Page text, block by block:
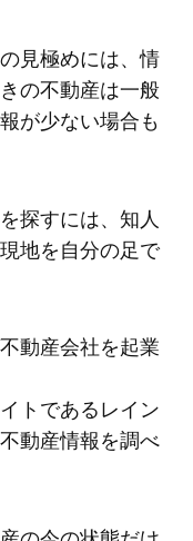
見極めには、情
の不動産は一般
が少ない場合も
探すには、知人
地を自分の足で
動産会社を起業
トであるレイン
動産情報を調べ